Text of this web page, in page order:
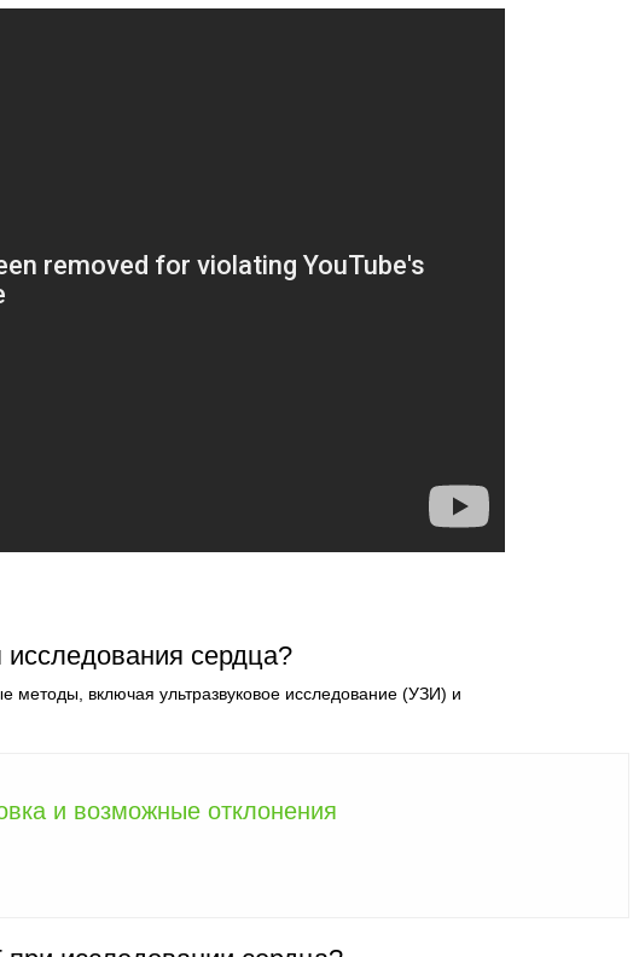
сердца?
методы, включая ультразвуковое исследование (УЗИ) и
и возможные отклонения